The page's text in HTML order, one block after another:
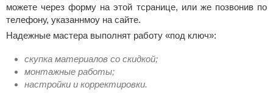
можете через форму на этой тсранице, или же позвонив по
телефону, указаннмоу на сайте.
Надежные мастера выполнят работу «под ключ»:
скупка материалов со скидкой;
монтажные работы;
настройки и корректировки.